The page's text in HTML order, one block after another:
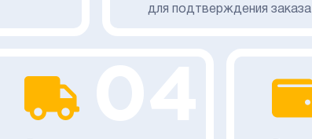
для подтверждения заказа